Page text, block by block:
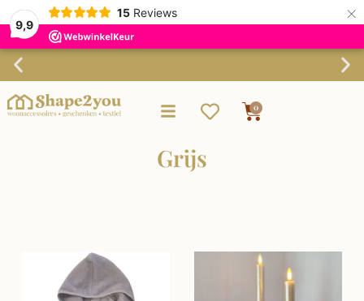
9,9
15 Reviews ×
Gratis verzending vanaf €75,-
0
Grijs